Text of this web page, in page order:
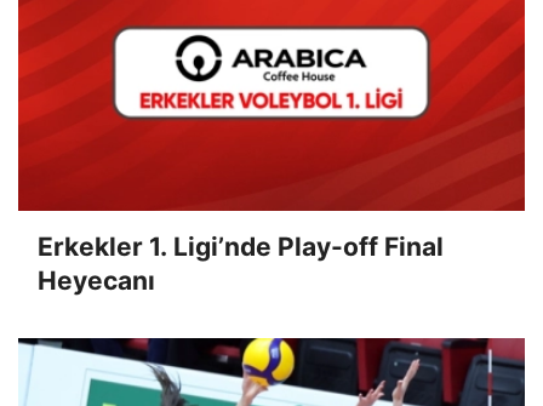
Erkekler 1. Ligi’nde Play-off Final
Heyecanı